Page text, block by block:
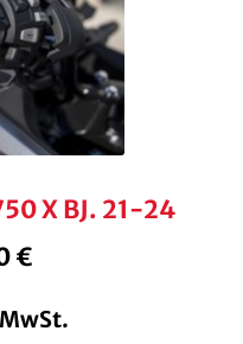
X BJ. 21-24
€